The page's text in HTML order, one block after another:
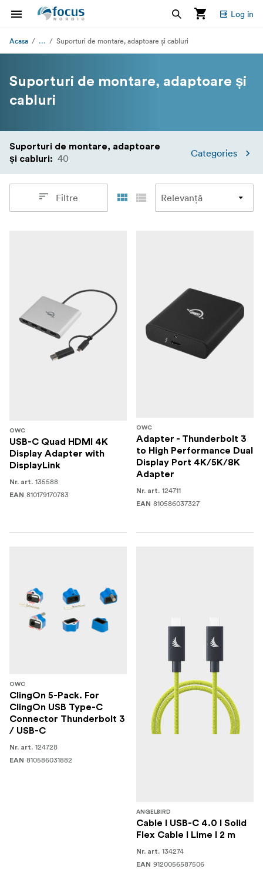
Log in
Acasa ... Suporturi de montare, adaptoare și cabluri
Suporturi de montare, adaptoare și
cabluri
Suporturi de montare, adaptoare
și cabluri: 40 Categories
Filtre
OWC
USB-C Quad HDMI 4K
Display Adapter with
DisplayLink
Nr. art. 135588
EAN 810179170783
OWC
Adapter - Thunderbolt 3
to High Performance Dual
Display Port 4K/5K/8K
Adapter
Nr. art. 124711
EAN 810586037327
OWC
ClingOn 5-Pack. For
ClingOn USB Type-C
Connector Thunderbolt 3
/ USB-C
Nr. art. 124728
EAN 810586031882
ANGELBIRD
Cable I USB-C 4.0 I Solid
Flex Cable I Lime I 2 m
Nr. art. 134274
EAN 9120056587506